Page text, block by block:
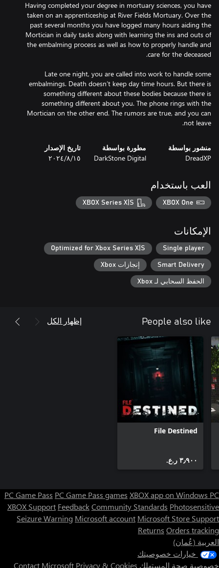
Having completed your degree in mortuary sciences, you have
taken on an apprenticeship at River Fields Mortuary. Over the
past several months you have logged many hours aiding the
Mortician in daily tasks along with learning the ins and outs of
the embalming process as well as how to properly handle and
Late one night, you are called into work to handle some
embalmings. Death doesn’t keep day time hours. But there is
something different about these bodies because there is
something different about you. The phone rings with the
Mortician on the other end. The rumors are true, and you can
not leave.
منشور بواسطة
DreadXP
مطورة بواسطة
DarkStone Digital
تاريخ الإصدار
١٥‏/٨‏/٢٠٢٤
العب باستخدام
XBOX One
XBOX Series X|S
الإمكانات
Single player
Optimized for Xbox Series X|S
Smart Delivery إنجازات Xbox
الحفظ السحابي لـ Xbox
People also like إظهار الكل
File Destined
٣٫٩٠٠ ر.ع.‏
PC Game Pass PC Game Pass games XBOX app on Windows PC
XBOX Support FeedbackCommunity Standards Photosensitive
Seizure Warning Microsoft account Microsoft Store Support
Returns Orders tracking
العربية (عُمان)
خيارات خصوصيتك
خصوصية صحة المستهلك
Contact Microsoft Privacy & Cookies